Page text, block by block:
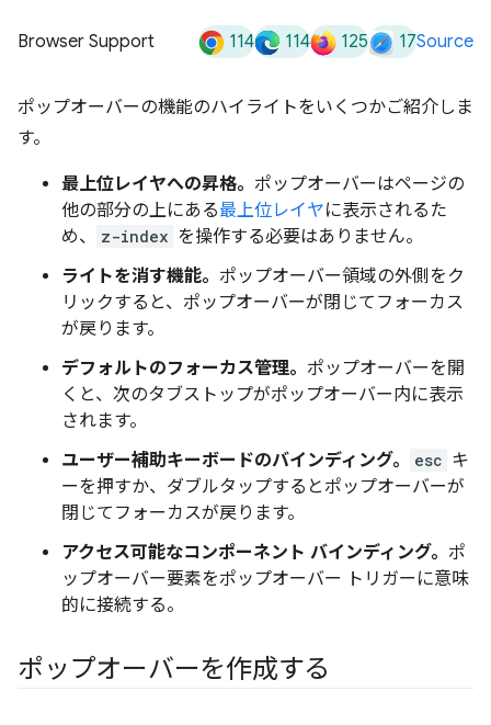
Browser Support 114 114 125 17Source
ポップオーバーの機能のハイライトをいくつかご紹介しま
す。
最上位レイヤへの昇格。 ポップオーバーはページの
他の部分の上にある最上位レイヤに表示されるた
め、
z-index を操作する必要はありません。
ライトを消す機能。 ポップオーバー領域の外側をク
リックすると、ポップオーバーが閉じてフォーカス
が戻ります。
デフォルトのフォーカス管理。 ポップオーバーを開
くと、次のタブストップがポップオーバー内に表示
されます。
ユーザー補助キーボードのバインディング。
esc キ
ーを押すか、ダブルタップするとポップオーバーが
閉じてフォーカスが戻ります。
アクセス可能なコンポーネント バインディング。 ポ
ップオーバー要素をポップオーバー トリガーに意味
的に接続する。
ポップオーバーを作成する